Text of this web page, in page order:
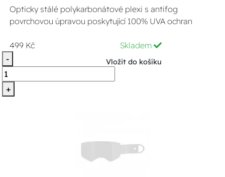
Opticky stálé polykarbonátové plexi s antifog
povrchovou úpravou poskytující 100% UVA ochran
499 Kč
Skladem
-
+
Vložit do košíku